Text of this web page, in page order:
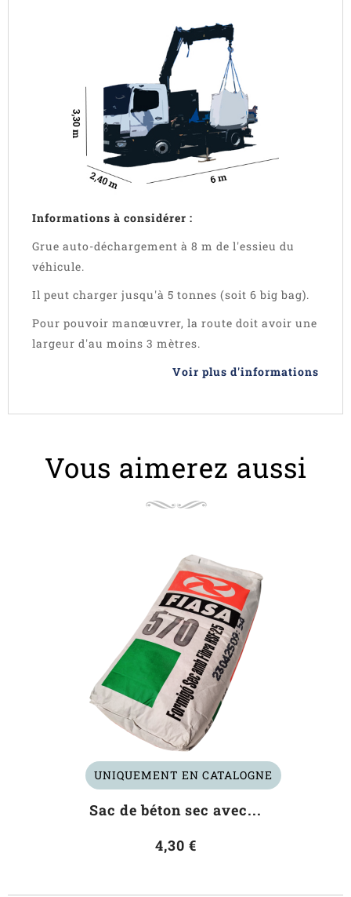
Informations à considérer :
Grue auto-déchargement à 8 m de l'essieu du
véhicule.
Il peut charger jusqu'à 5 tonnes (soit 6 big bag).
Pour pouvoir manœuvrer, la route doit avoir une
largeur d'au moins 3 mètres.
Voir plus d'informations
Vous aimerez aussi
UNIQUEMENT EN CATALOGNE
Sac de béton sec avec...
4,30 €